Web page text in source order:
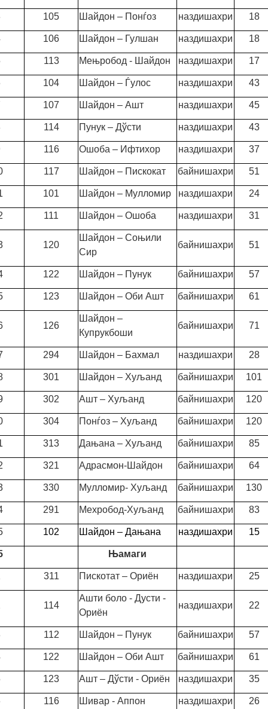
105 Шайдон – Понѓоз наздишахри 18
106 Шайдон – Гулшан наздишахри 18
113 Мењробод - Шайдон наздишахри 17
104 Шайдон – Ѓулос наздишахри 43
107 Шайдон – Ашт наздишахри 45
114 Пунук – Дўсти наздишахри 43
116 Ошоба – Ифтихор наздишахри 37
117 Шайдон – Пискокат байнишахри 51
101 Шайдон – Мулломир наздишахри 24
111 Шайдон – Ошоба наздишахри 31
120
Шайдон – Соњили
Сир
байнишахри 51
122 Шайдон – Пунук байнишахри 57
123 Шайдон – Оби Ашт байнишахри 61
126
Шайдон –
Купрукбоши
байнишахри 71
294 Шайдон – Бахмал наздишахри 28
301 Шайдон – Хуљанд байнишахри 101
302 Ашт – Хуљанд байнишахри 120
304 Понѓоз – Хуљанд байнишахри 120
313 Дањана – Хуљанд байнишахри 85
321 Адрасмон-Шайдон байнишахри 64
330 Мулломир- Хуљанд байнишахри 130
291 Мехробод-Хуљанд байнишахри 83
102 Шайдон – Дањана наздишахри 15
Њамаги
311 Пискотат – Ориён наздишахри 25
114
Ашти боло - Дусти -
Ориён
наздишахри 22
112 Шайдон – Пунук байнишахри 57
122 Шайдон – Оби Ашт байнишахри 61
123 Ашт – Дўсти - Ориён наздишахри 35
116 Шивар - Аппон наздишахри 26